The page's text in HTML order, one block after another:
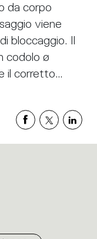
da corpo
viene
bloccaggio. Il
codolo ø
il corretto
avere una
In tali
una
conformi